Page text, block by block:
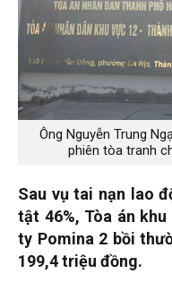
Ông Nguyễn Trung
phiên tòa tranh
Sau vụ tai nạn lao
tật 46%, Tòa án
ty Pomina 2 bồi
199,4 triệu đồng.